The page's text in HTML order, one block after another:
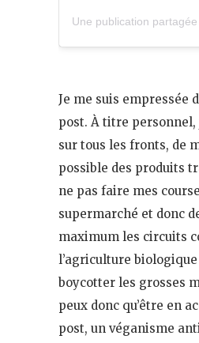
Je me suis empressée
post. À titre personnel,
sur tous les fronts, de
possible des produits
ne pas faire mes
supermarché et donc
maximum les circuits
l’agriculture
boycotter les grosses
peux donc qu’être en
post, un véganisme